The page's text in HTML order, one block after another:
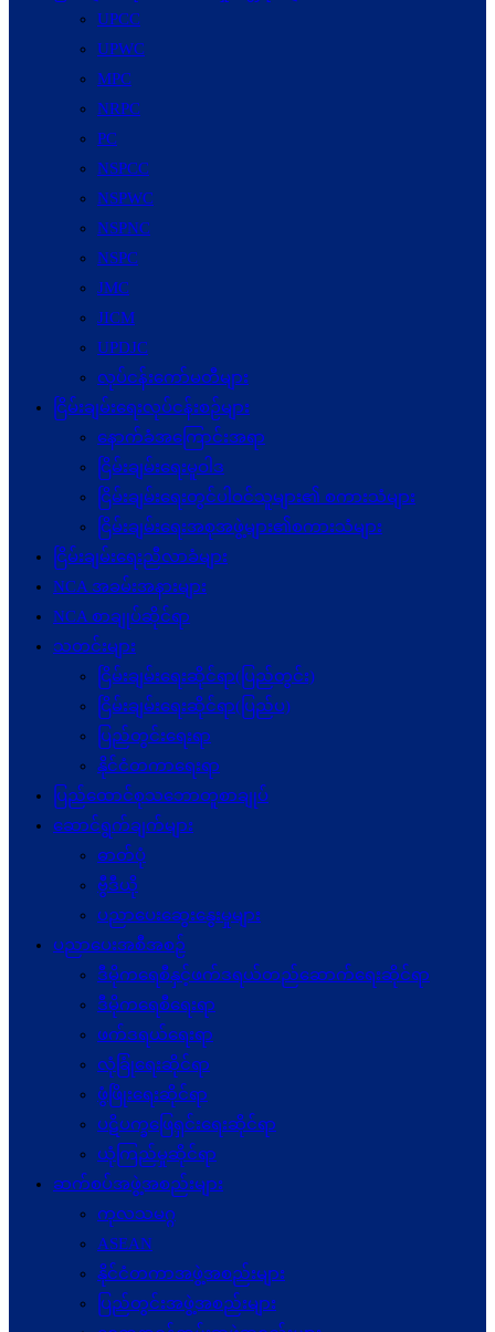
UPCC
UPWC
MPC
NRPC
PC
NSPCC
NSPWC
NSPNC
NSPC
JMC
JICM
UPDJC
လုပ်ငန်းကော်မတီများ
ငြိမ်းချမ်းရေးလုပ်ငန်းစဉ်များ
နောက်ခံအကြောင်းအရာ
ငြိမ်းချမ်းရေးမူဝါဒ
ငြိမ်းချမ်းရေးတွင်ပါဝင်သူများ၏ စကားသံများ
ငြိမ်းချမ်းရေးအစုအဖွဲ့များ၏စကားသံများ
ငြိမ်းချမ်းရေးညီလာခံများ
NCA အခမ်းအနားများ
NCA စာချုပ်ဆိုင်ရာ
သတင်းများ
ငြိမ်းချမ်းရေးဆိုင်ရာ(ပြည်တွင်း)
ငြိမ်းချမ်းရေးဆိုင်ရာ(ပြည်ပ)
ပြည်တွင်းရေးရာ
နိုင်ငံတကာရေးရာ
ပြည်ထောင်စုသဘောတူစာချုပ်
ဆောင်ရွက်ချက်များ
ဓာတ်ပုံ
ဗွီဒီယို
ပညာပေးဆွေးနွေးမှုများ
ပညာပေးအစီအစဉ်
ဒီမိုကရေစီနှင့်ဖက်ဒရယ်တည်ဆောက်ရေးဆိုင်ရာ
ဒီမိုကရေစီရေးရာ
ဖက်ဒရယ်ရေးရာ
လုံခြုံရေးဆိုင်ရာ
ဖွံဖြိုးရေးဆိုင်ရာ
ပဋိပက္ခ‌ဖြေရှင်းရေးဆိုင်ရာ
ယုံကြည်မှုဆိုင်ရာ
ဆက်စပ်အဖွဲ့အစည်းများ
ကုလသမဂ္ဂ
ASEAN
နိုင်ငံတကာအဖွဲ့အစည်းများ
ပြည်တွင်းအဖွဲ့အစည်းများ